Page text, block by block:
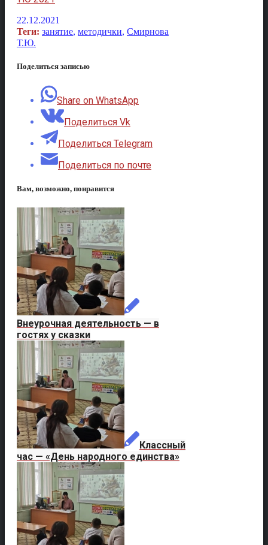
22.12.2021
Теги: занятие, методички, Смирнова
Т.Ю.
Поделиться записью
Share on WhatsApp
Поделиться Vk
Поделиться Telegram
Поделиться по почте
Вам, возможно, понравится
Внеурочная деятельность — в
гостях у сказки
Классный
час — «День народного единства»